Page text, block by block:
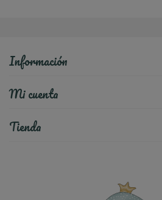
Información
Mi cuenta
Tienda